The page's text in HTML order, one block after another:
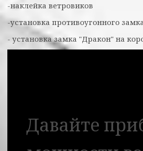
-наклейка ветровиков
-установка противоугонного
- установка замка "Дракон" на
Давайте